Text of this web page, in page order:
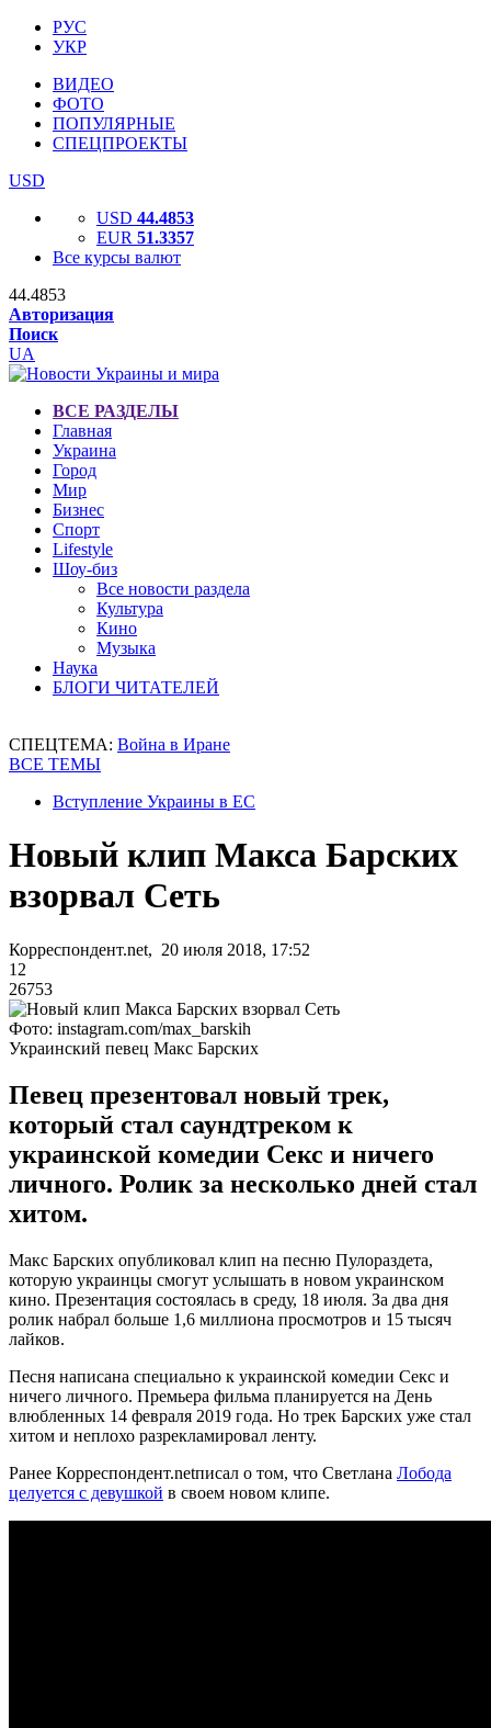
РУС
УКР
ВИДЕО
ФОТО
ПОПУЛЯРНЫЕ
СПЕЦПРОЕКТЫ
USD
USD 44.4853
EUR 51.3357
Все курсы валют
44.4853
Авторизация
Поиск
UA
ВСЕ РАЗДЕЛЫ
Главная
Украина
Город
Мир
Бизнес
Спорт
Lifestyle
Шоу-биз
Все новости раздела
Культура
Кино
Музыка
Наука
БЛОГИ ЧИТАТЕЛЕЙ
СПЕЦТЕМА: Война в Иране
ВСЕ ТЕМЫ
Вступление Украины в ЕС
Новый клип Макса Барских
взорвал Сеть
Корреспондент.net, 20 июля 2018, 17:52
12
26753
Фото: instagram.com/max_barskih
Украинский певец Макс Барских
Певец презентовал новый трек,
который стал саундтреком к
украинской комедии Секс и ничего
личного. Ролик за несколько дней стал
хитом.
Макс Барских опубликовал клип на песню Пулораздета,
которую украинцы смогут услышать в новом украинском
кино. Презентация состоялась в среду, 18 июля. За два дня
ролик набрал больше 1,6 миллиона просмотров и 15 тысяч
лайков.
Песня написана специально к украинской комедии Секс и
ничего личного. Премьера фильма планируется на День
влюбленных 14 февраля 2019 года. Но трек Барских уже стал
хитом и неплохо разрекламировал ленту.
Ранее Корреспондент.netписал о том, что Светлана Лобода
целуется с девушкой в своем новом клипе.